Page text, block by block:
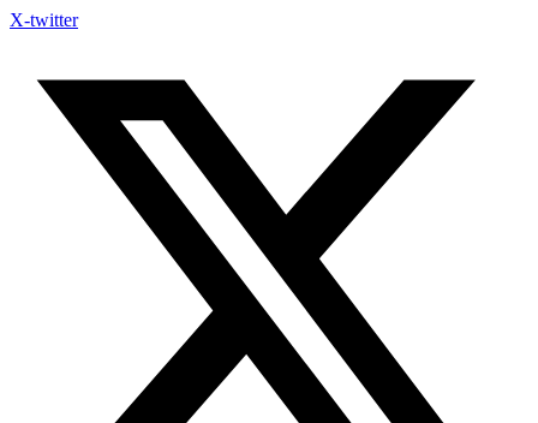
X-twitter